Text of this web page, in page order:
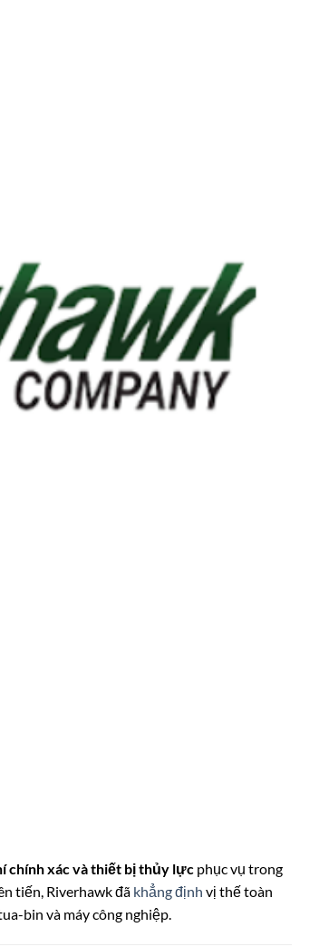
chính xác và thiết bị thủy lực phục vụ trong
tiến, Riverhawk đã khẳng định vị thế toàn
bin và máy công nghiệp.